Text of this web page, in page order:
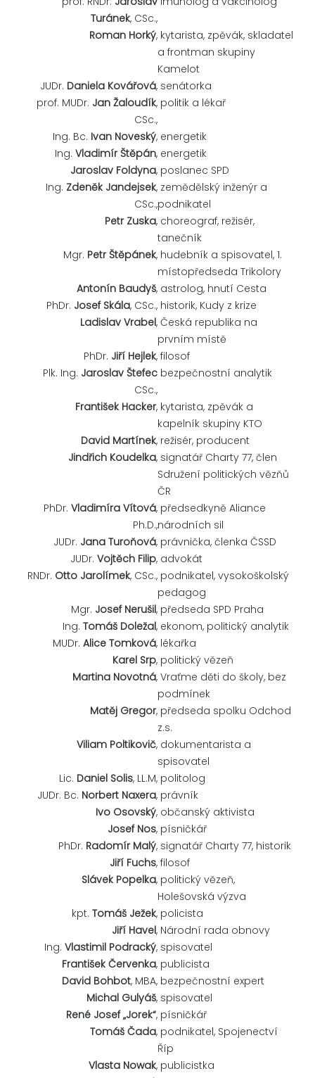
Turánek, CSc.,
Roman Horký, kytarista, zpěvák, skladatel
a frontman skupiny
Kamelot
JUDr. Daniela Kovářová, senátorka
prof. MUDr. Jan Žaloudík,
CSc.,
politik a lékař
Ing. Bc. Ivan Noveský, energetik
Ing. Vladimír Štěpán, energetik
Jaroslav Foldyna, poslanec SPD
Ing. Zdeněk Jandejsek,
CSc.,
zemědělský inženýr a
podnikatel
Petr Zuska, choreograf, režisér,
tanečník
Mgr. Petr Štěpánek, hudebník a spisovatel, 1.
místopředseda Trikolory
Antonín Baudyš, astrolog, hnutí Cesta
PhDr. Josef Skála, CSc., historik, Kudy z krize
Ladislav Vrabel, Česká republika na
prvním místě
PhDr. Jiří Hejlek, filosof
Plk. Ing. Jaroslav Štefec
CSc.,
bezpečnostní analytik
František Hacker, kytarista, zpěvák a
kapelník skupiny KTO
David Martínek, režisér, producent
Jindřich Koudelka, signatář Charty 77, člen
Sdružení politických vězňů
ČR
PhDr. Vladimíra Vítová,
Ph.D.,
předsedkyně Aliance
národních sil
JUDr. Jana Turoňová, právnička, členka ČSSD
JUDr. Vojtěch Filip, advokát
RNDr. Otto Jarolímek, CSc., podnikatel, vysokoškolský
pedagog
Mgr. Josef Nerušil, předseda SPD Praha
Ing. Tomáš Doležal, ekonom, politický analytik
MUDr. Alice Tomková, lékařka
Karel Srp, politický vězeň
Martina Novotná, Vraťme děti do školy, bez
podmínek
Matěj Gregor, předseda spolku Odchod
z.s.
Viliam Poltikovič, dokumentarista a
spisovatel
Lic. Daniel Solis, LL.M, politolog
JUDr. Bc. Norbert Naxera, právník
Ivo Osovský, občanský aktivista
Josef Nos, písničkář
PhDr. Radomír Malý, signatář Charty 77, historik
Jiří Fuchs, filosof
Slávek Popelka, politický vězeň,
Holešovská výzva
kpt. Tomáš Ježek, policista
Jiří Havel, Národní rada obnovy
Ing. Vlastimil Podracký, spisovatel
František Červenka, publicista
David Bohbot, MBA, bezpečnostní expert
Michal Gulyáš, spisovatel
René Josef „Jorek“, písničkář
Tomáš Čada, podnikatel, Spojenectví
Říp
Vlasta Nowak, publicistka